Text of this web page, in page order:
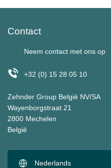
Contact
Neem contact met ons op
+32 (0) 15 28 05 10
Zehnder Group België NV/SA
Wayenborgstraat 21
2800 Mechelen
België
Nederlands